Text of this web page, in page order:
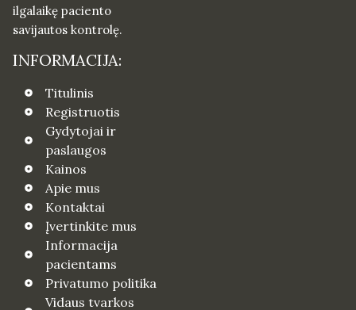
ilgalaikę paciento
savijautos kontrolę.
INFORMACIJA:
Titulinis
Registruotis
Gydytojai ir
paslaugos
Kainos
Apie mus
Kontaktai
Įvertinkite mus
Informacija
pacientams
Privatumo politika
Vidaus tvarkos